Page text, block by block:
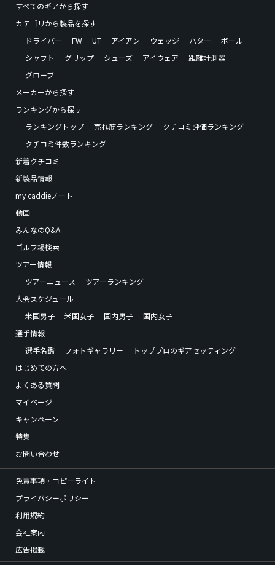
すべてのギアから探す
カテゴリから製品を探す
ドライバー
FW UT アイアン ウェッジ パター
ボール
シャフト
グリップ シューズ アイウェア
距離計測器
グローブ
メーカーから探す
ランキングから探す
ランキングトップ
売れ筋ランキング
クチコミ評価ランキング
クチコミ件数ランキング
新着クチコミ
新製品情報
my caddieノート
動画
みんなのQ&A
ゴルフ場検索
ツアー情報
ツアーニュース
ツアーランキング
大会スケジュール
米国男子
米国女子 国内男子
国内女子
選手情報
選手名鑑
フォトギャラリー
トッププロのギアセッティング
はじめての方へ
よくある質問
マイページ
キャンペーン
特集
お問い合わせ
免責事項・コピーライト
プライバシーポリシー
利用規約
会社案内
広告掲載